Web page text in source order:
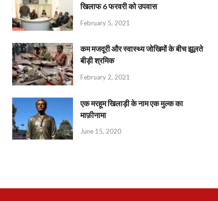
खिलाफ 6 फरवरी को उपवास
February 5, 2021
कम मजदूरी और स्वास्थ्य जोखिमों के बीच झूलते
बीड़ी श्रमिक
February 2, 2021
एक मरहूम खिलाड़ी के नाम एक मुल्क का
माफ़ीनामा
June 15, 2020